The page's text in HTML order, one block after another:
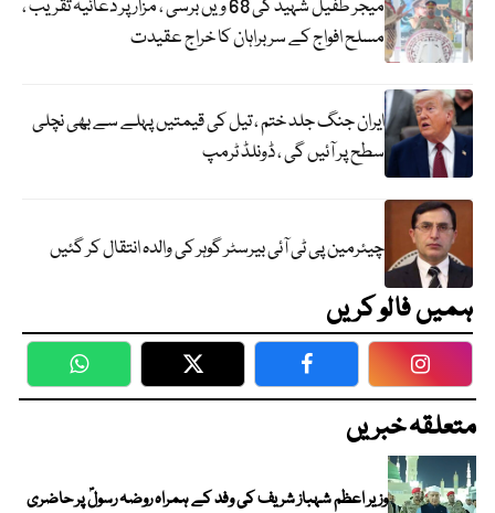
میجر طفیل شہید کی 68 ویں برسی ، مزار پر دعائیہ تقریب ،
مسلح افواج کے سربراہان کا خراج عقیدت
ایران جنگ جلد ختم ، تیل کی قیمتیں پہلے سے بھی نچلی
سطح پر آئیں گی ، ڈونلڈ ٹرمپ
چیئرمین پی ٹی آئی بیرسٹر گوہر کی والدہ انتقال کر گئیں
ہمیں فالو کریں
WhatsApp Twitter Facebook
متعلقہ خبریں
وزیر اعظم شہباز شریف کی وفد کے ہمراہ روضہ رسولؐ پر حاضری